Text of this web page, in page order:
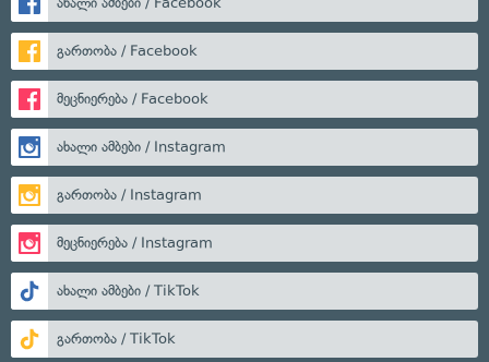
გართობა / Facebook
მეცნიერება / Facebook
ახალი ამბები / Instagram
გართობა / Instagram
მეცნიერება / Instagram
ახალი ამბები / TikTok
გართობა / TikTok